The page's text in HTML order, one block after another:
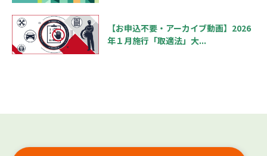
【お申込不要・アーカイブ動画】2026
年１月施行「取適法」大...